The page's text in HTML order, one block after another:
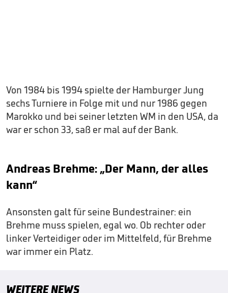
Von 1984 bis 1994 spielte der Hamburger Jung
sechs Turniere in Folge mit und nur 1986 gegen
Marokko und bei seiner letzten WM in den USA, da
war er schon 33, saß er mal auf der Bank.
Andreas Brehme: „Der Mann, der alles
kann“
Ansonsten galt für seine Bundestrainer: ein
Brehme muss spielen, egal wo. Ob rechter oder
linker Verteidiger oder im Mittelfeld, für Brehme
war immer ein Platz.
WEITERE NEWS